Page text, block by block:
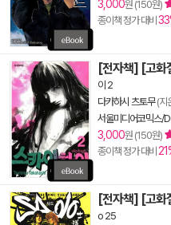
3,000원 (150원)
종이책 정가 대비
[전자책] [고화
이 2
다카하시 츠토무(지
서울미디어코믹스/
3,000원 (150원)
종이책 정가 대비
[전자책] [고화
o 25